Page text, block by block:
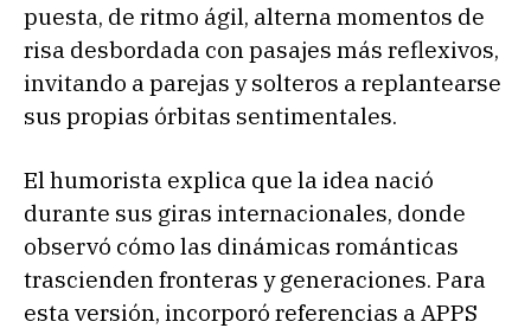
puesta, de ritmo ágil, alterna momentos de
risa desbordada con pasajes más reflexivos,
invitando a parejas y solteros a replantearse
sus propias órbitas sentimentales.
El humorista explica que la idea nació
durante sus giras internacionales, donde
observó cómo las dinámicas románticas
trascienden fronteras y generaciones. Para
esta versión, incorporó referencias a APPS